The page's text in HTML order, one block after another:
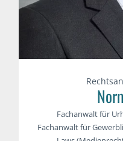
Fachanwalt für
Fachanwalt für